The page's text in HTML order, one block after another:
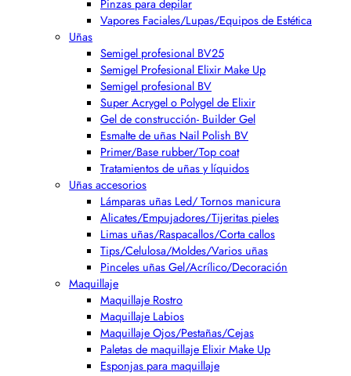
Pinzas para depilar
Vapores Faciales/Lupas/Equipos de Estética
Uñas
Semigel profesional BV25
Semigel Profesional Elixir Make Up
Semigel profesional BV
Super Acrygel o Polygel de Elixir
Gel de construcción- Builder Gel
Esmalte de uñas Nail Polish BV
Primer/Base rubber/Top coat
Tratamientos de uñas y líquidos
Uñas accesorios
Lámparas uñas Led/ Tornos manicura
Alicates/Empujadores/Tijeritas pieles
Limas uñas/Raspacallos/Corta callos
Tips/Celulosa/Moldes/Varios uñas
Pinceles uñas Gel/Acrílico/Decoración
Maquillaje
Maquillaje Rostro
Maquillaje Labios
Maquillaje Ojos/Pestañas/Cejas
Paletas de maquillaje Elixir Make Up
Esponjas para maquillaje